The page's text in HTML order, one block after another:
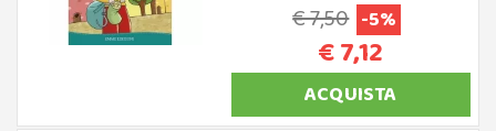
€ 7,50 -5%
€ 7,12
ACQUISTA